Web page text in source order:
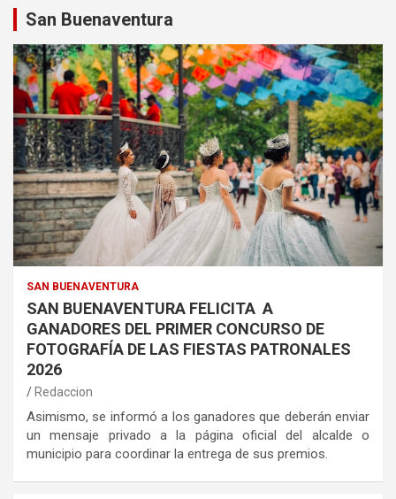
San Buenaventura
SAN BUENAVENTURA
SAN BUENAVENTURA FELICITA A
GANADORES DEL PRIMER CONCURSO DE
FOTOGRAFÍA DE LAS FIESTAS PATRONALES
2026
Redaccion
Asimismo, se informó a los ganadores que deberán enviar
un mensaje privado a la página oficial del alcalde o
municipio para coordinar la entrega de sus premios.